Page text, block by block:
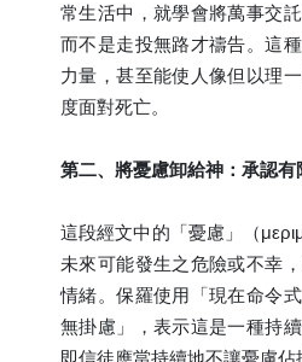
常生活中，就學會將萬事交
而不是走投無路才禱告。這
力量，甚至能使人像但以理
度面對死亡。
第二、將憂慮卸給神：承認有
這段經文中的「憂慮」（
未來可能發生之危險或不幸
情緒。保羅使用「現在命令
無掛慮」，表示這是一種持
即信徒應當持續地不讓憂慮佔